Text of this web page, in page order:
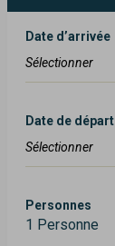
Date d’arrivée
Date de départ
Personnes
1 Personne